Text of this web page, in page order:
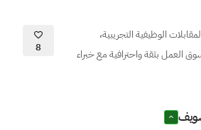
الوظيفية التجريبية،
العمل بثقة واحترافية مع خبراء
8